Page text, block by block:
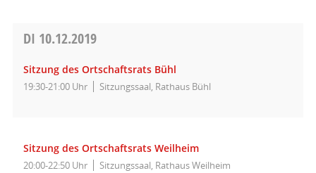
DI 10.12.2019
Sitzung des Ortschaftsrats Bühl
19:30-21:00 Uhr Sitzungssaal, Rathaus Bühl
Sitzung des Ortschaftsrats Weilheim
20:00-22:50 Uhr Sitzungssaal, Rathaus Weilheim